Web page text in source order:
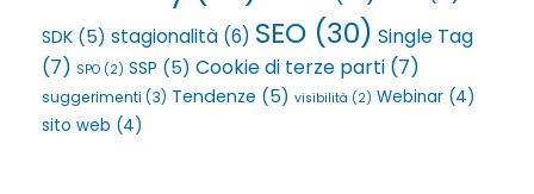
SDK (5) stagionalità (6) SEO (30) Single Tag
(7) SPO (2) SSP (5) Cookie di terze parti (7)
suggerimenti (3) Tendenze (5) visibilità (2) Webinar (4)
sito web (4)